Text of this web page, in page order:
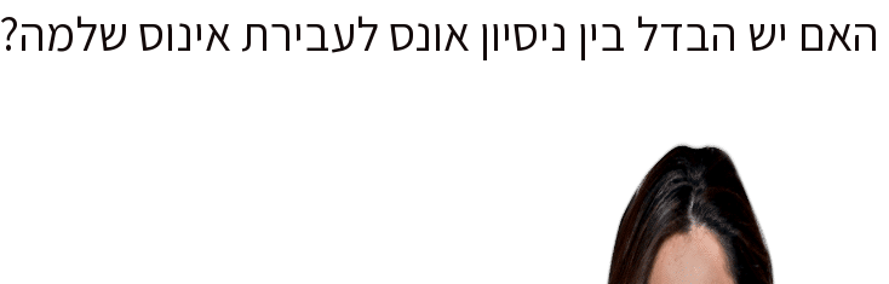
האם יש הבדל בין ניסיון אונס לעבירת אינוס שלמה?